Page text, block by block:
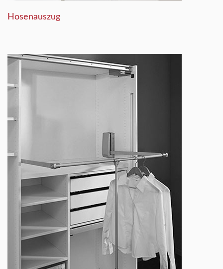
Hosenauszug